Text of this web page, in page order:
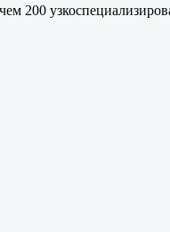
200